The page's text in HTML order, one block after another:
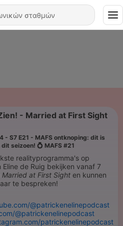
- Married at First Sight
- S7 E21 - MAFS ontknoping: dit is
seizoen! 💍 MAFS #21
realityprogramma's op
de Ruig bekijken vanaf 7
Married at First Sight en kunnen
te bespreken!
@patrickenelinepodcast
@patrickenelinepodcast
patrickenelinepodcast